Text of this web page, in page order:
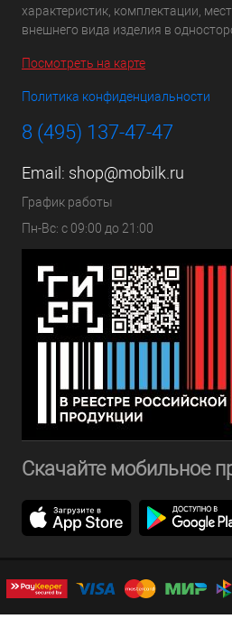
характеристик, комплектации,
внешнего вида изделия в
Посмотреть на карте
Политика конфиденциальности
8 (495) 137-47-47
Email: shop@mobilk.ru
График работы
Пн-Вс: с 09:00 до 21:00
Скачайте мобильное